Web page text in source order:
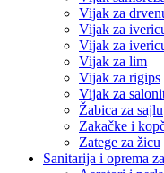
Vijak za
Vijak za
Vijak za
Vijak za lim
Vijak za rigips
Vijak za
Žabica za sajlu
Zakačke i
Zatege za žicu
Sanitarija i oprema